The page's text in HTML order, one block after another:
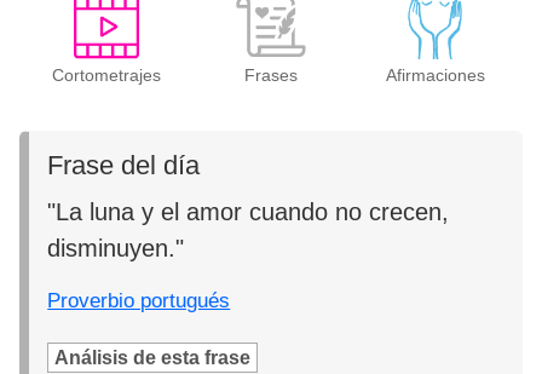
Cortometrajes Frases Afirmaciones
Frase del día
"La luna y el amor cuando no crecen,
disminuyen."
Proverbio portugués
Análisis de esta frase